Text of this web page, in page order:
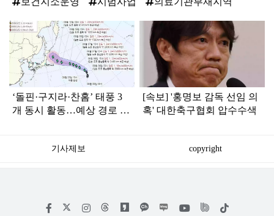
탑
라
인
‘돌핀·구지라·찬홈’ 태풍 3
개 동시 활동…예상 경로 보
[속보] '홍명보 감독 선임 의
혹' 대한축구협회 압수수색
기사제보 copyright
페
인
위
틱